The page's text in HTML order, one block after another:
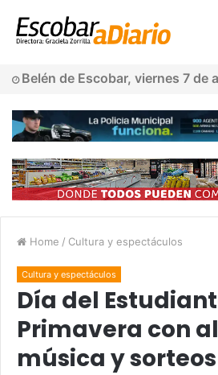
Belén de Escobar, viernes 7 de
Home / Cultura y espectáculos
Cultura y espectáculos
Día del
Primavera con
música y sorteos